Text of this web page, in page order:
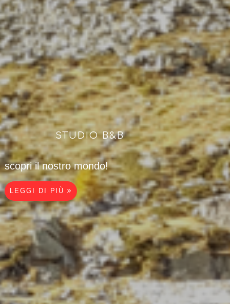
STUDIO B&B
scopri il nostro mondo!
LEGGI DI PIÙ